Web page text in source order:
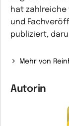
hat zahlreiche
und
publiziert,
Mehr von
Autorin